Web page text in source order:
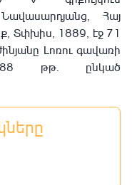
Հայ
Տփխիս, 1889, էջ 71
Լոռու գավառի
թթ. ընկած